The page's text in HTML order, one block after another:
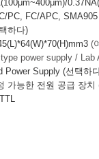
PC, FC/APC,
하다)
(
power supply /
Power Supply (선택하
가능한 전원 공급 장